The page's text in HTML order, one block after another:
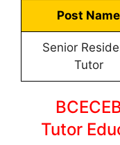
Post Name
Senior
Tutor
Tutor